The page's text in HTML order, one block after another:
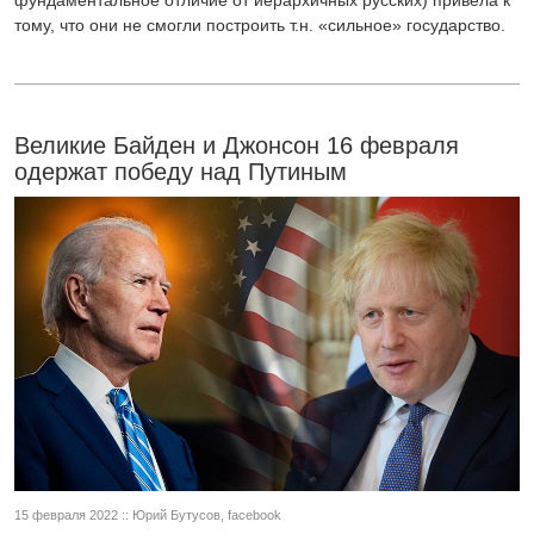
тому, что они не смогли построить т.н. «сильное» государство.
Великие Байден и Джонсон 16 февраля
одержат победу над Путиным
15 февраля 2022 :: Юрий Бутусов, facebook